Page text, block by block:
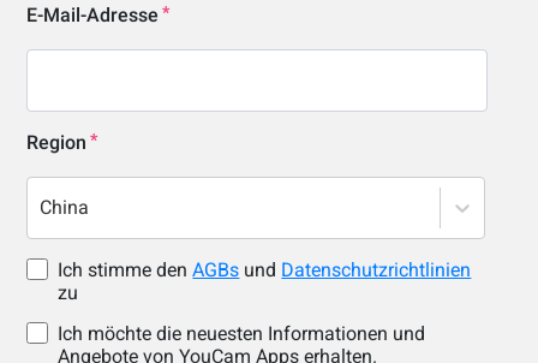
E-Mail-Adresse
Region
China
Ich stimme denAGBs und Datenschutzrichtlinien
zu
Ich möchte die neuesten Informationen und
Angebote von YouCam Apps erhalten.